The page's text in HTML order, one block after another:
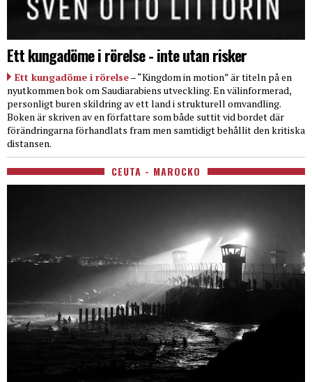
Ett kungadöme i rörelse - inte utan risker
Ett kungadöme i rörelse– “Kingdom in motion” är titeln på en
nyutkommen bok om Saudiarabiens utveckling. En välinformerad,
personligt buren skildring av ett land i strukturell omvandling.
Boken är skriven av en författare som både suttit vid bordet där
förändringarna förhandlats fram men samtidigt behållit den kritiska
distansen.
CEUTA - MAROCKO